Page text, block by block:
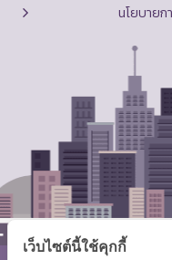
นโยบาย
เว็บไซต์นี้ใช้คุกกี้